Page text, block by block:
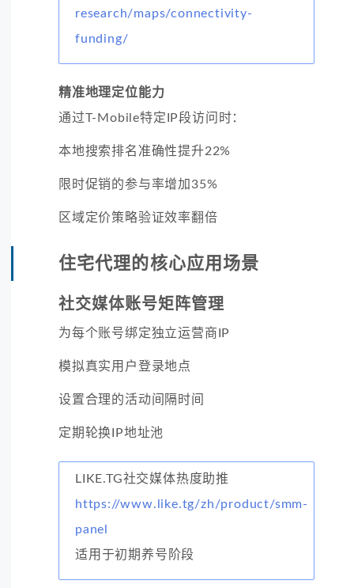
research/maps/connectivity-
funding/
精准地理定位能力
通过T-Mobile特定IP段访问时：
本地搜索排名准确性提升22%
限时促销的参与率增加35%
区域定价策略验证效率翻倍
住宅代理的核心应用场景
社交媒体账号矩阵管理
为每个账号绑定独立运营商IP
模拟真实用户登录地点
设置合理的活动间隔时间
定期轮换IP地址池
LIKE.TG社交媒体热度助推
https://www.like.tg/zh/product/smm-
panel
适用于初期养号阶段